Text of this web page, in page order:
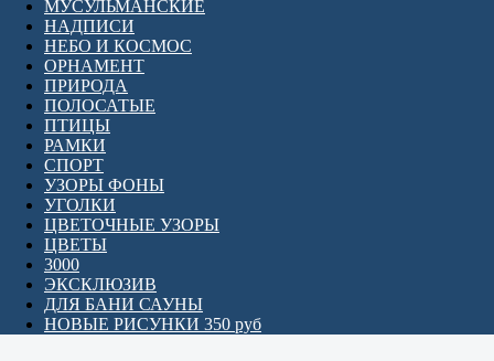
МУСУЛЬМАНСКИЕ
НАДПИСИ
НЕБО И КОСМОС
ОРНАМЕНТ
ПРИРОДА
ПОЛОСАТЫЕ
ПТИЦЫ
РАМКИ
СПОРТ
УЗОРЫ ФОНЫ
УГОЛКИ
ЦВЕТОЧНЫЕ УЗОРЫ
ЦВЕТЫ
3000
ЭКСКЛЮЗИВ
ДЛЯ БАНИ САУНЫ
НОВЫЕ РИСУНКИ 350 руб